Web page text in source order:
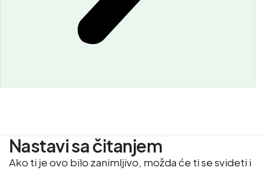
Nastavi sa čitanjem
Ako ti je ovo bilo zanimljivo, možda će ti se svideti i